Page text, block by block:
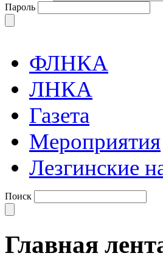
Пароль
ФЛНКА
ЛНКА
Газета
Мероприятия
Лезгинские
Поиск
Главная